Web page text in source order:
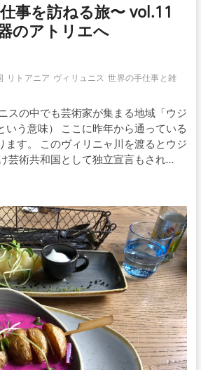
事を訪ねる旅〜 vol.11
のアトリエへ
リトアニア ヴィリュニス 世界の手仕事と雑
スの中でも芸術家が集まる地域「ウジ
いう意味） ここに昨年から通っている
ます。 このヴィリニャ川を渡るとウジ
芸術共和国として独立宣言もされ…